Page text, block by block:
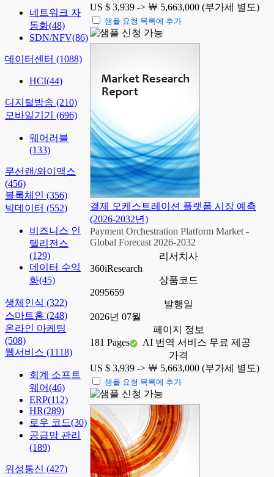
네트워크 자
동화(48)
SDN/NFV(86)
데이터센터 (1088)
HCI(44)
디지털방송 (210)
모바일기기 (696)
웨어러블
(133)
무선랜/와이맥스
(456)
블록체인 (356)
빅데이터 (552)
비즈니스 인
텔리전스
(129)
데이터 수익
화(45)
생체인식 (322)
스마트홈 (248)
온라인 마케팅
(508)
웹서비스 (1118)
회계 소프트
웨어(46)
ERP(112)
HR(289)
로우 코드(30)
공급망 관리
(189)
위성통신 (427)
US $ 3,939 -> ￦ 5,663,000 (부가세 별도)
샘플 요청 목록에 추가
결제 오케스트레이션 플랫폼 시장 예측
(2026-2032년)
Payment Orchestration Platform Market -
Global Forecast 2026-2032
리서치사
360iResearch
상품코드
2095659
발행일
2026년 07월
페이지 정보
181 Pages
AI 번역 서비스 무료 제공
가격
US $ 3,939 -> ￦ 5,663,000 (부가세 별도)
샘플 요청 목록에 추가